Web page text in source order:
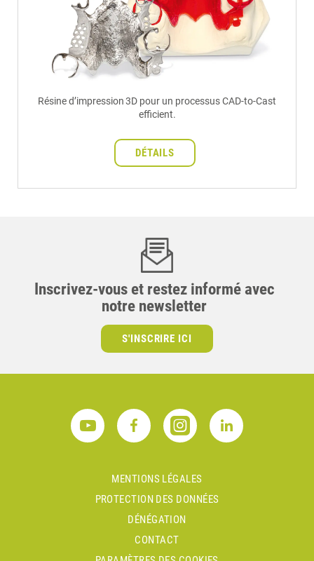
Résine d’impression 3D pour un processus CAD-to-Cast
efficient.
DÉTAILS
Inscrivez-vous et restez informé avec
notre newsletter
S'INSCRIRE ICI
MENTIONS LÉGALES
PROTECTION DES DONNÉES
DÉNÉGATION
CONTACT